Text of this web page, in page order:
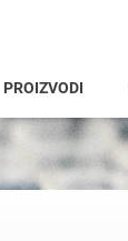
PROIZVODI